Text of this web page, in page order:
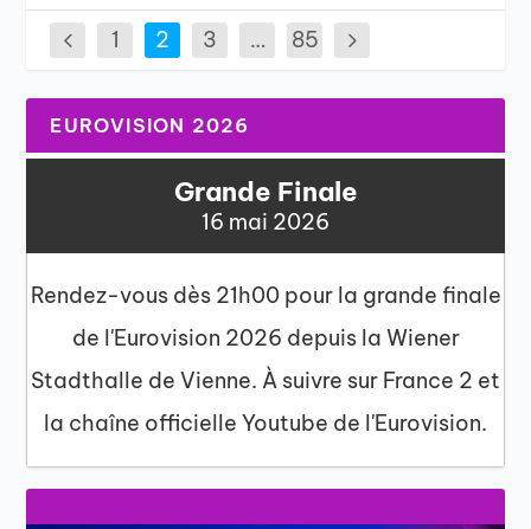
1 2 3 … 85
EUROVISION 2026
Grande Finale
16 mai 2026
Rendez-vous dès 21h00 pour la grande finale
de l'Eurovision 2026 depuis la Wiener
Stadthalle de Vienne. À suivre sur France 2 et
la chaîne officielle Youtube de l'Eurovision.